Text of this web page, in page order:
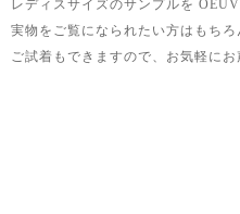
レディスサイズのサンプルを
実物をご覧になられたい方はもちろ
ご試着もできますので、お気軽に